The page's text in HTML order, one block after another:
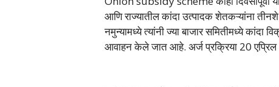
आणि राज्यातील कांदा उत्पादक शेतकऱ्यांना
नमुन्यामध्ये त्यांनी ज्या बाजार समितीमध्ये कांदा
आवाहन केले जात आहे. अर्ज प्रक्रिया 20